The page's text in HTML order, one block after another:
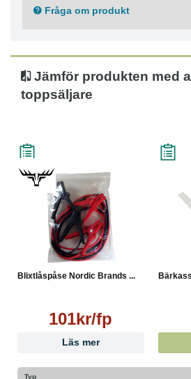
Tjocklek: 90my
Fråga om produkt
Jämför produkten med
toppsäljare
Blixtlåspåse Nordic Brands ...
101kr/fp
Läs mer
Typ